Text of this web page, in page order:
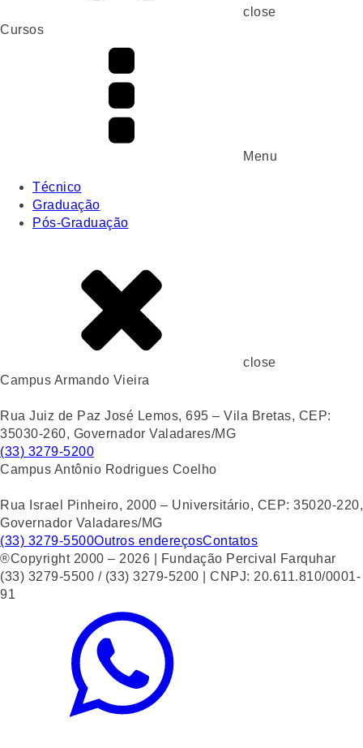
close
Cursos
Menu
Técnico
Graduação
Pós-Graduação
close
Campus Armando Vieira
Rua Juiz de Paz José Lemos, 695 – Vila Bretas, CEP:
35030-260, Governador Valadares/MG
(33) 3279-5200
Campus Antônio Rodrigues Coelho
Rua Israel Pinheiro, 2000 – Universitário, CEP: 35020-220,
Governador Valadares/MG
(33) 3279-5500Outros endereçosContatos
®Copyright 2000 – 2026 | Fundação Percival Farquhar
(33) 3279-5500 / (33) 3279-5200 | CNPJ: 20.611.810/0001-
91